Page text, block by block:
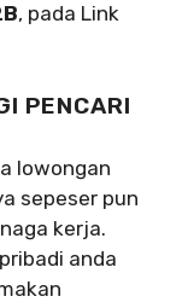
, pada Link
PENCARI
lowongan
sepeser pun
kerja.
anda